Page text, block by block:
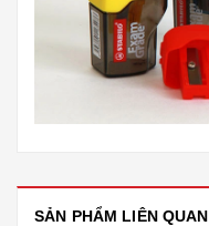
SẢN PHẨM LIÊN QUAN